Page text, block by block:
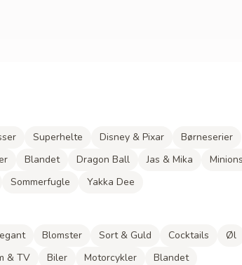
Superhelte Disney & Pixar
Børneserier
Blandet Dragon Ball Jas & Mika
Minions
Sommerfugle Yakka Dee
Blomster Sort & Guld Cocktails
Øl
& TV Biler Motorcykler Blandet